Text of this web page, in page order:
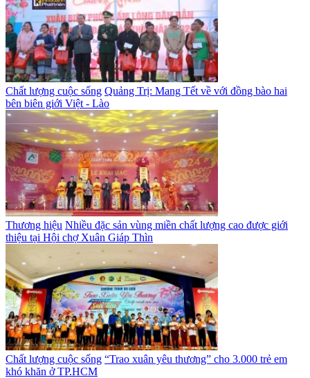
Chất lượng cuộc sống Quảng Trị: Mang Tết về với đồng bào hai
bên biên giới Việt - Lào
Thương hiệu Nhiều đặc sản vùng miền chất lượng cao được giới
thiệu tại Hội chợ Xuân Giáp Thìn
Chất lượng cuộc sống “Trao xuân yêu thương” cho 3.000 trẻ em
khó khăn ở TP.HCM